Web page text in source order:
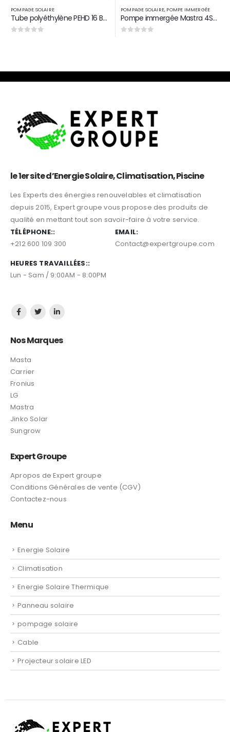
POMPAGE SOLAIRE
Pompe immergée Mastra 4SP-5/12M en acier inoxydable 1,5 HP 1,1 KW D 1″1/2
POMPAGE SOLAIRE
Tube polyéthylène PEHD 16 BAR D 63
le 1er site d’Energie Solaire, Climatisation, Piscine
Les Experts des énergies renouvelables et climatisation
depuis 2015, Expert groupe vous propose des produits de
qualité en mettant tout son savoir-faire à votre service.
TÉLÉPHONE::
+212 600 109 300
EMAIL:
Contact@expertgroupe.com
HEURES TRAVAILLÉES::
Lun - Sam / 9:00AM - 8:00PM
Nos Marques
Masta
Carrier
Fronius
LG
Mastra
Jinko Solar
Sungrow
Expert Groupe
Apropos de Expert groupe
Conditions Générales de vente (CGV)
Contactez-nous
Menu
Energie Solaire
Climatisation
Energie Solaire Thermique
Panneau solaire
pompage solaire
Cable
Projecteur solaire LED